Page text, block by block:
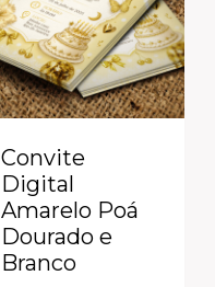
Convite
Digital
Amarelo Poá
Dourado e
Branco